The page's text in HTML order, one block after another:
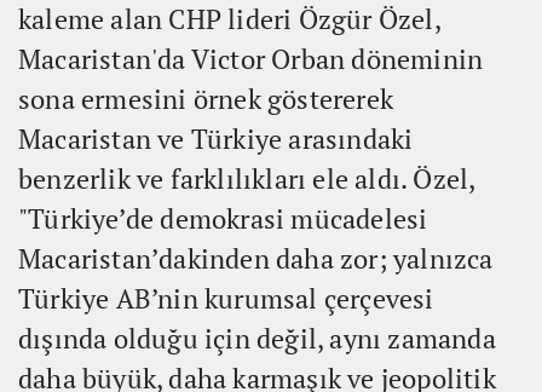
kaleme alan CHP lideri Özgür Özel,
Macaristan'da Victor Orban döneminin
sona ermesini örnek göstererek
Macaristan ve Türkiye arasındaki
benzerlik ve farklılıkları ele aldı. Özel,
"Türkiye’de demokrasi mücadelesi
Macaristan’dakinden daha zor; yalnızca
Türkiye AB’nin kurumsal çerçevesi
dışında olduğu için değil, aynı zamanda
daha büyük, daha karmaşık ve jeopolitik